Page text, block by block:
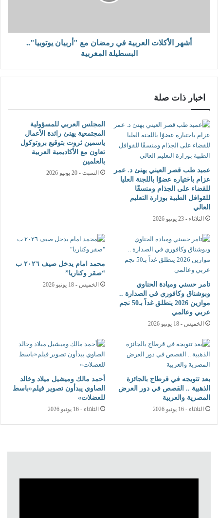
أشهر الأكلات العربية في رمضان مع "أربيان يوتوبيا"..
البسطيلة المغربية
اخبار ذات صلة
عميد طب قصر العيني يهنئ د. عمر
عزام باختياره عضوًا باللجنة العليا
للقضاء على الجذام ومنسقًا
للقوافل الطبية بوزارة التعليم
العالي
الثلاثاء - 23 يونيو 2026
المجلس العربي للمسؤولية
المجتمعية يهنئ رائدة الأعمال
ياسمين ثروت بتوقيع بروتوكول
تعاون مع الأكاديمية العربية
بالعلمين
السبت - 20 يونيو 2026
تامر حسني وميادة الحناوي
وبوشناق وكافوري في الصدارة ..
موازين 2026 ينطلق غداً بـ50 نجم
عربي وعالمي
الخميس - 18 يونيو 2026
محمد امام يدخل صيف ٢٠٢٦ ب
“صقر وكناريا”
الخميس - 18 يونيو 2026
بعد تتويجه في قرطاج بالجائزة
الذهبية .. القصص في دور العرض
المصرية والعربية
الثلاثاء - 16 يونيو 2026
أحمد مالك وميشيل ميلاد وخالد
الصاوي يبدأون تصوير فيلم«باسط
للعضلات»
الثلاثاء - 16 يونيو 2026